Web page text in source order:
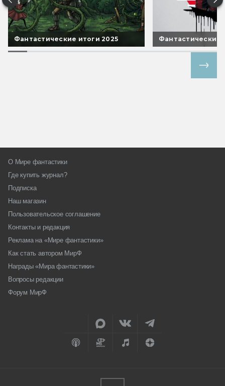
Фантастические итоги 2025 Фантастические
О Мире фантастики
Где купить журнал?
Подписка
Наш магазин
Пользовательское соглашение
Контакты и редакция
Реклама на «Мире фантастики»
Как стать автором МирФ
Награды «Мира фантастики»
Вопросы редакции
Форум МирФ